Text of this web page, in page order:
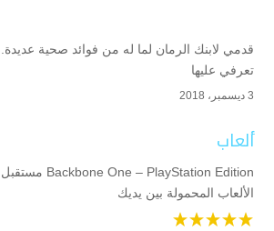
قدمي لابنك الرمان لما له من فوائد صحية عديدة..
تعرفي عليها
3 ديسمبر، 2018
ألعاب
Backbone One – PlayStation Edition مستقبل
الألعاب المحمولة بين يديك